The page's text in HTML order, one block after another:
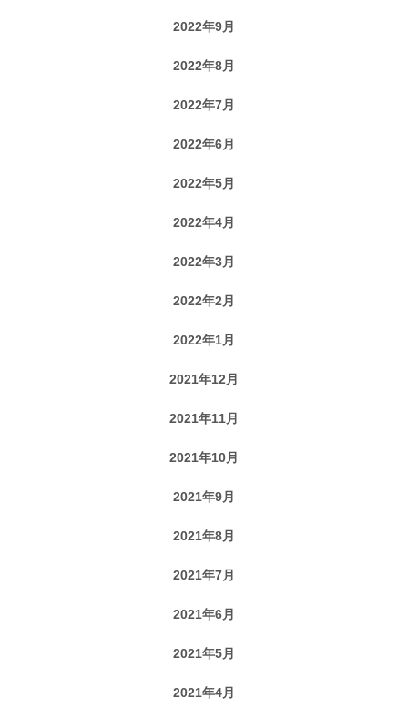
2022年9月
2022年8月
2022年7月
2022年6月
2022年5月
2022年4月
2022年3月
2022年2月
2022年1月
2021年12月
2021年11月
2021年10月
2021年9月
2021年8月
2021年7月
2021年6月
2021年5月
2021年4月